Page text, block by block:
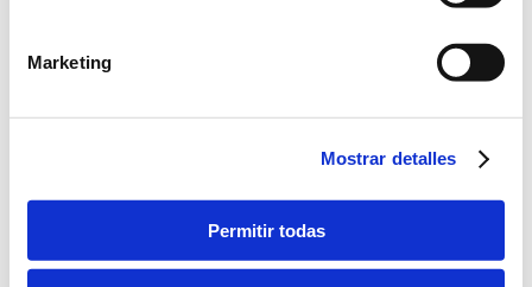
Marketing
Mostrar detalles
Permitir todas